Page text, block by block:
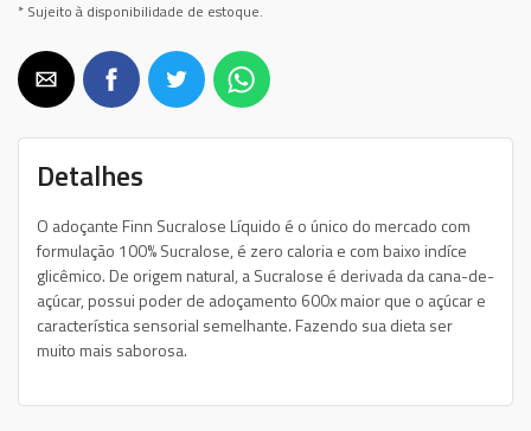
* Sujeito à disponibilidade de estoque.
Detalhes
O adoçante Finn Sucralose Líquido é o único do mercado com
formulação 100% Sucralose, é zero caloria e com baixo indíce
glicêmico. De origem natural, a Sucralose é derivada da cana-de-
açúcar, possui poder de adoçamento 600x maior que o açúcar e
característica sensorial semelhante. Fazendo sua dieta ser
muito mais saborosa.